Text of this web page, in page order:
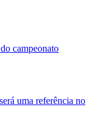
campeonato
uma referência no